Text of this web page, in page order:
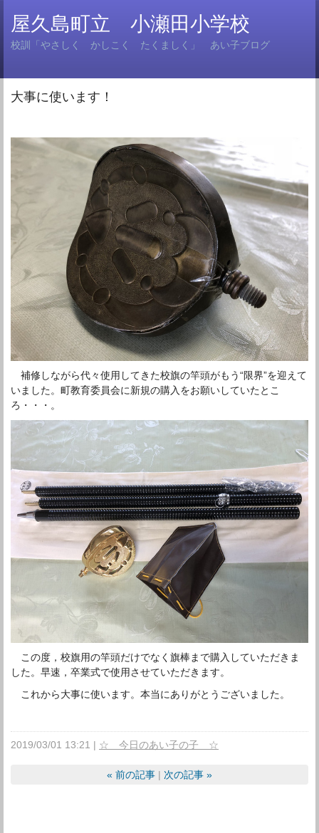
屋久島町立 小瀬田小学校
校訓「やさしく かしこく たくましく」 あい子ブログ
大事に使います！
補修しながら代々使用してきた校旗の竿頭がもう“限界”を迎えて
いました。町教育委員会に新規の購入をお願いしていたとこ
ろ・・・。
この度，校旗用の竿頭だけでなく旗棒まで購入していただきま
した。早速，卒業式で使用させていただきます。
これから大事に使います。本当にありがとうございました。
2019/03/01 13:21 ☆ 今日のあい子の子 ☆
« 前の記事 次の記事 »